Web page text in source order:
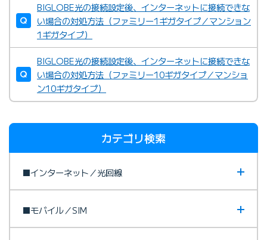
BIGLOBE光の接続設定後、インターネットに接続できな
い場合の対処方法（ファミリー1ギガタイプ／マンション
1ギガタイプ）
BIGLOBE光の接続設定後、インターネットに接続できな
い場合の対処方法（ファミリー10ギガタイプ／マンショ
ン10ギガタイプ）
カテゴリ検索
■インターネット／光回線
■モバイル／SIM